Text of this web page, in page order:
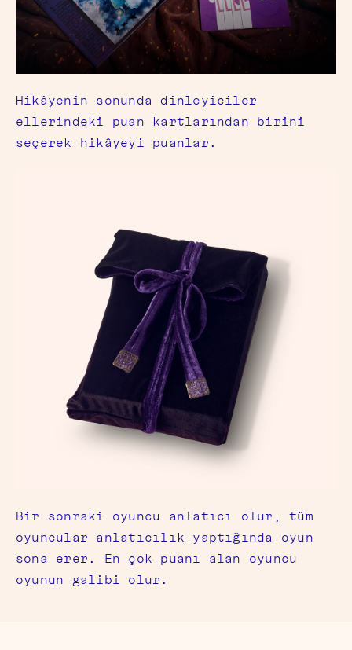
Hikâyenin sonunda dinleyiciler
ellerindeki puan kartlarından birini
seçerek hikâyeyi puanlar.
Bir sonraki oyuncu anlatıcı olur, tüm
oyuncular anlatıcılık yaptığında oyun
sona erer. En çok puanı alan oyuncu
oyunun galibi olur.